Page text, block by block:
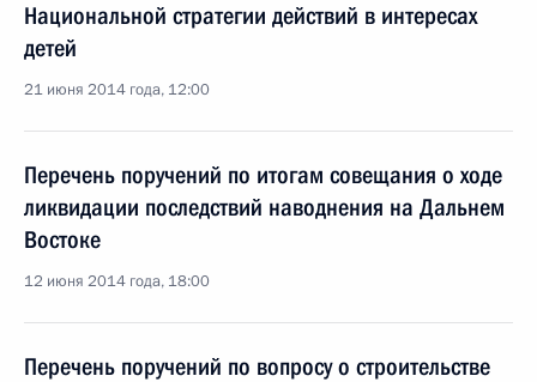
Национальной стратегии действий в интересах
детей
21 июня 2014 года, 12:00
Перечень поручений по итогам совещания о ходе
ликвидации последствий наводнения на Дальнем
Востоке
12 июня 2014 года, 18:00
Перечень поручений по вопросу о строительстве